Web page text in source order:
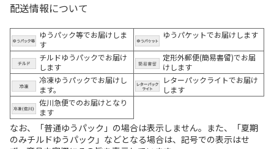
配送情報について
ゆうパック等でお届けしま
す
ゆうパケットでお届けします
チルドゆうパックでお届け
します
定形外郵便(簡易書留)でお届
けします
冷凍ゆうパックでお届けし
ます。
レターパックライトでお届け
します
佐川急便でのお届けとなり
ます
なお、「普通ゆうパック」の場合は表示しません。また、「夏期
のみチルドゆうパック」などとなる場合は、記号での表示はせ